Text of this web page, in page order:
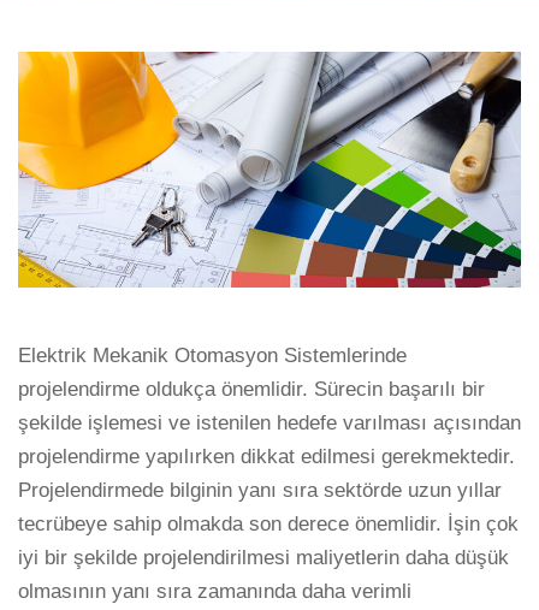
Elektrik Mekanik Otomasyon Sistemlerinde
projelendirme oldukça önemlidir. Sürecin başarılı bir
şekilde işlemesi ve istenilen hedefe varılması açısından
projelendirme yapılırken dikkat edilmesi gerekmektedir.
Projelendirmede bilginin yanı sıra sektörde uzun yıllar
tecrübeye sahip olmakda son derece önemlidir. İşin çok
iyi bir şekilde projelendirilmesi maliyetlerin daha düşük
olmasının yanı sıra zamanında daha verimli